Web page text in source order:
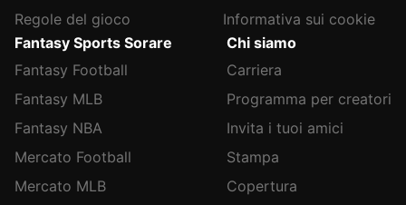
Regole del gioco
Informativa sui cookie
Fantasy Sports Sorare
Fantasy Football
Fantasy MLB
Fantasy NBA
Mercato Football
Mercato MLB
Chi siamo
Carriera
Programma per creatori
Invita i tuoi amici
Stampa
Copertura